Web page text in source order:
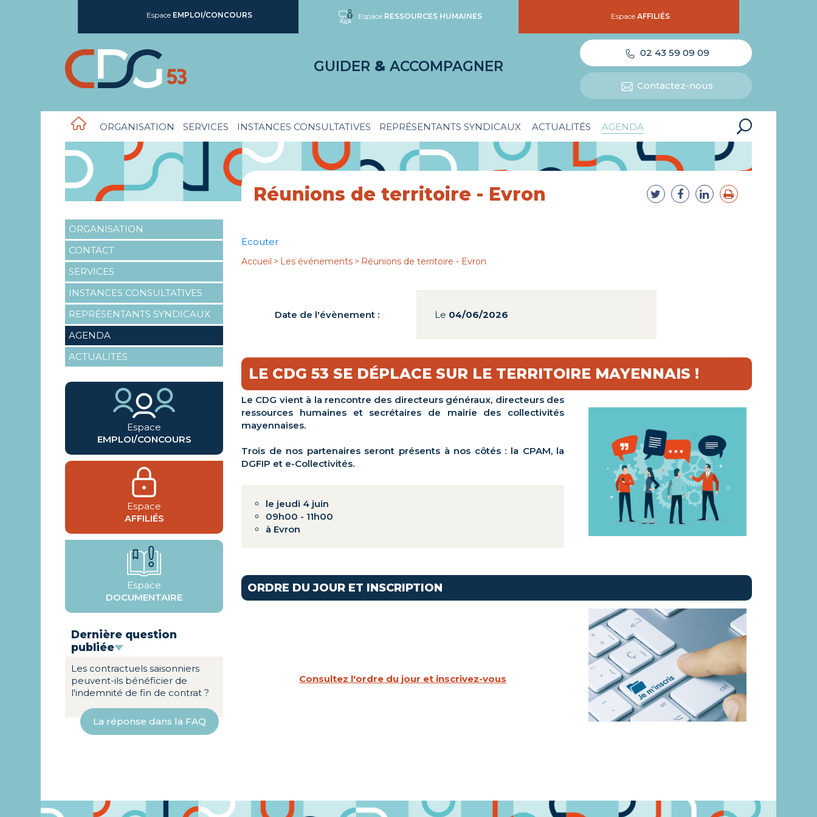
Espace EMPLOI/CONCOURS Espace RESSOURCES HUMAINES EspaceAFFILIÉS
GUIDER & ACCOMPAGNER
02 43 59 09 09
Contactez-nous
ORGANISATION SERVICES INSTANCES CONSULTATIVES REPRÉSENTANTS SYNDICAUX ACTUALITÉS AGENDA
ORGANISATION
CONTACT
SERVICES
INSTANCES CONSULTATIVES
REPRÉSENTANTS SYNDICAUX
AGENDA
ACTUALITÉS
Espace
EMPLOI/CONCOURS
Espace
AFFILIÉS
Espace
DOCUMENTAIRE
Dernière question
publiée
Les contractuels saisonniers
peuvent-ils bénéficier de
l'indemnité de fin de contrat ?
La réponse dans la FAQ
Réunions de territoire - Evron
Ecouter
Accueil > Les événements > Réunions de territoire - Evron
Date de l'évènement : Le 04/06/2026
LE CDG 53 SE DÉPLACE SUR LE TERRITOIRE MAYENNAIS !
Le CDG vient à la rencontre des directeurs généraux, directeurs des
ressources humaines et secrétaires de mairie des collectivités
mayennaises.
Trois de nos partenaires seront présents à nos côtés : la CPAM, la
DGFIP et e-Collectivités.
le jeudi 4 juin
09h00 - 11h00
à Evron
ORDRE DU JOUR ET INSCRIPTION
Consultez l'ordre du jour et inscrivez-vous